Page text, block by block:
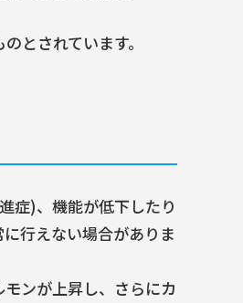
とされています。
症)、機能が低下したり
行えない場合がありま
ンが上昇し、さらにカ